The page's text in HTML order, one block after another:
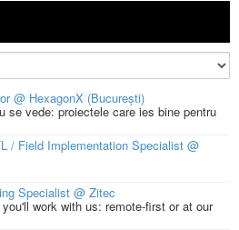
@ HexagonX (București)
se vede: proiectele care ies bine pentru
/ Field Implementation Specialist @
Specialist @ Zitec
work with us: remote-first or at our